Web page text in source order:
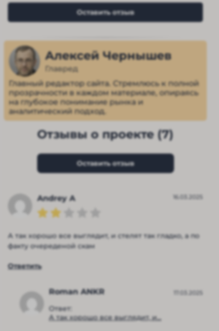
Оставить отзыв
Алексей Чернышев
Главред
Главный редактор сайта. Стремлюсь к полной
прозрачности в каждом материале, опираясь
на глубокое понимание рынка и
аналитический подход.
Отзывы о проекте (7)
Оставить отзыв
Andrey A 16.03.2025
А так хорошо все выглядит, и стелят так гладко, а по
факту очереденой скам
Ответить
Roman ANKR
Ответ:
А так хорошо все выглядит, и...
17.03.2025